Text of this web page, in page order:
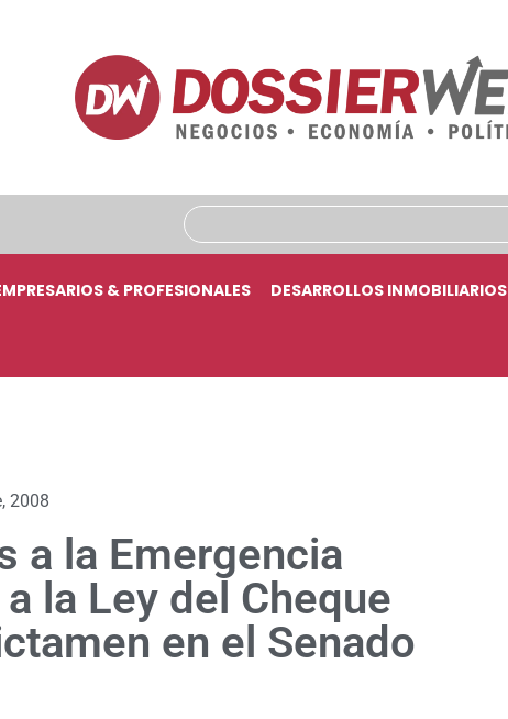
& PROFESIONALES DESARROLLOS INMOBILIARIOS
2008
a la Emergencia
la Ley del Cheque
en el Senado